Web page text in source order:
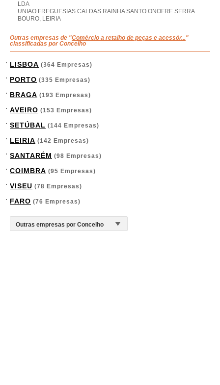
LDA
UNIAO FREGUESIAS CALDAS RAINHA SANTO ONOFRE SERRA
BOURO, LEIRIA
Outras empresas de "Comércio a retalho de peças e acessór..."
classificadas por Concelho
LISBOA (364 Empresas)
PORTO (335 Empresas)
BRAGA (193 Empresas)
AVEIRO (153 Empresas)
SETÚBAL (144 Empresas)
LEIRIA (142 Empresas)
SANTARÉM (98 Empresas)
COIMBRA (95 Empresas)
VISEU (78 Empresas)
FARO (76 Empresas)